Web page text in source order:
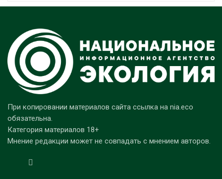
При копировании материалов сайта ссылка на nia.eco
обязательна.
Категория материалов 18+
Мнение редакции может не совпадать с мнением авторов.